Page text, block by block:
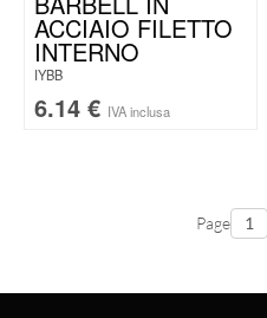
ACCIAIO FILETTO
INTERNO
IYBB
6.14 € IVA inclusa
Page